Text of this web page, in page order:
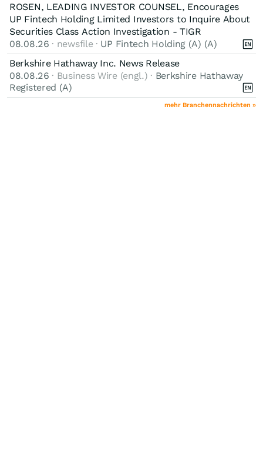
ROSEN, LEADING INVESTOR COUNSEL, Encourages
UP Fintech Holding Limited Investors to Inquire About
Securities Class Action Investigation - TIGR
08.08.26 · newsfile · UP Fintech Holding (A) (A)
Berkshire Hathaway Inc. News Release
08.08.26 · Business Wire (engl.) · Berkshire Hathaway
Registered (A)
mehr Branchennachrichten »